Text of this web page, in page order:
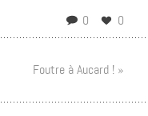
0 0
Foutre à Aucard ! »